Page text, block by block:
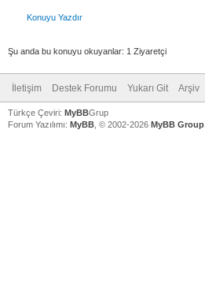
Konuyu Yazdır
Şu anda bu konuyu okuyanlar: 1 Ziyaretçi
İletişim Destek Forumu Yukarı Git Arşiv
Türkçe Çeviri: MyBBGrup
Forum Yazılımı: MyBB , © 2002-2026 MyBB Group